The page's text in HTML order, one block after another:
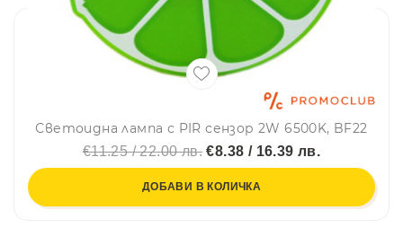
Светоидна лампа с PIR сензор 2W 6500K, BF22
€11.25 / 22.00 лв. €8.38 / 16.39 лв.
ДОБАВИ В КОЛИЧКА